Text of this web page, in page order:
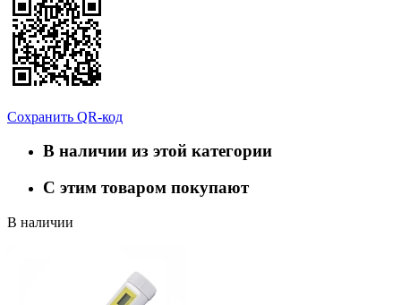
Сохранить QR-код
В наличии из этой категории
С этим товаром покупают
В наличии